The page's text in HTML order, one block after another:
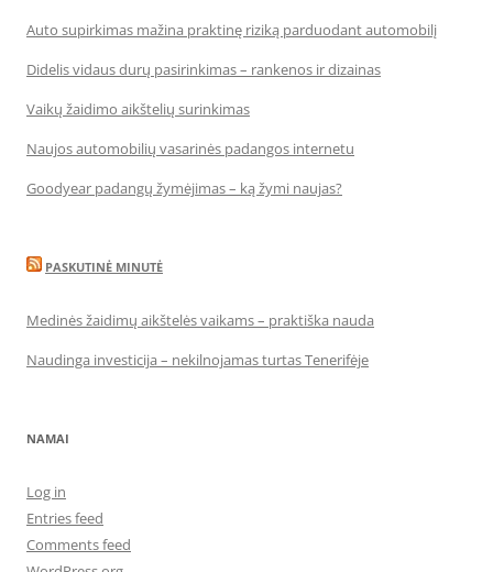
Auto supirkimas mažina praktinę riziką parduodant automobilį
Didelis vidaus durų pasirinkimas – rankenos ir dizainas
Vaikų žaidimo aikštelių surinkimas
Naujos automobilių vasarinės padangos internetu
Goodyear padangų žymėjimas – ką žymi naujas?
PASKUTINĖ MINUTĖ
Medinės žaidimų aikštelės vaikams – praktiška nauda
Naudinga investicija – nekilnojamas turtas Tenerifėje
NAMAI
Log in
Entries feed
Comments feed